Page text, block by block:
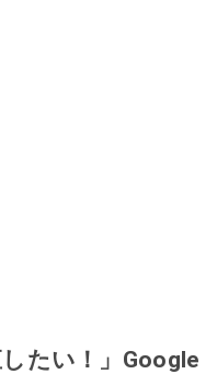
たい！」Google